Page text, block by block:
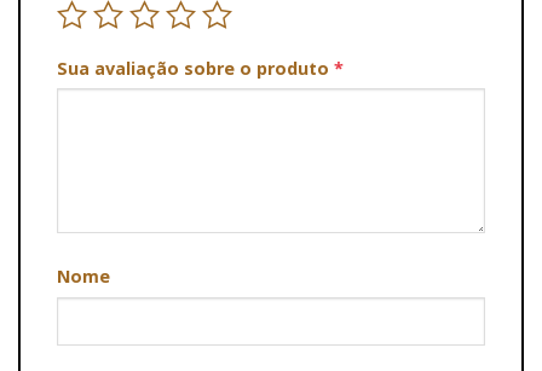
Sua avaliação sobre o produto *
Nome